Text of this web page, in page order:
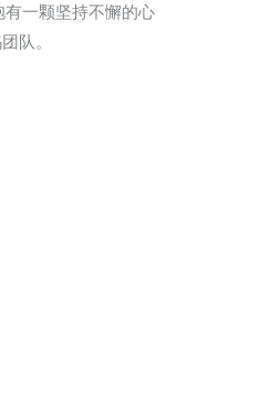
一颗坚持不懈的心
队。